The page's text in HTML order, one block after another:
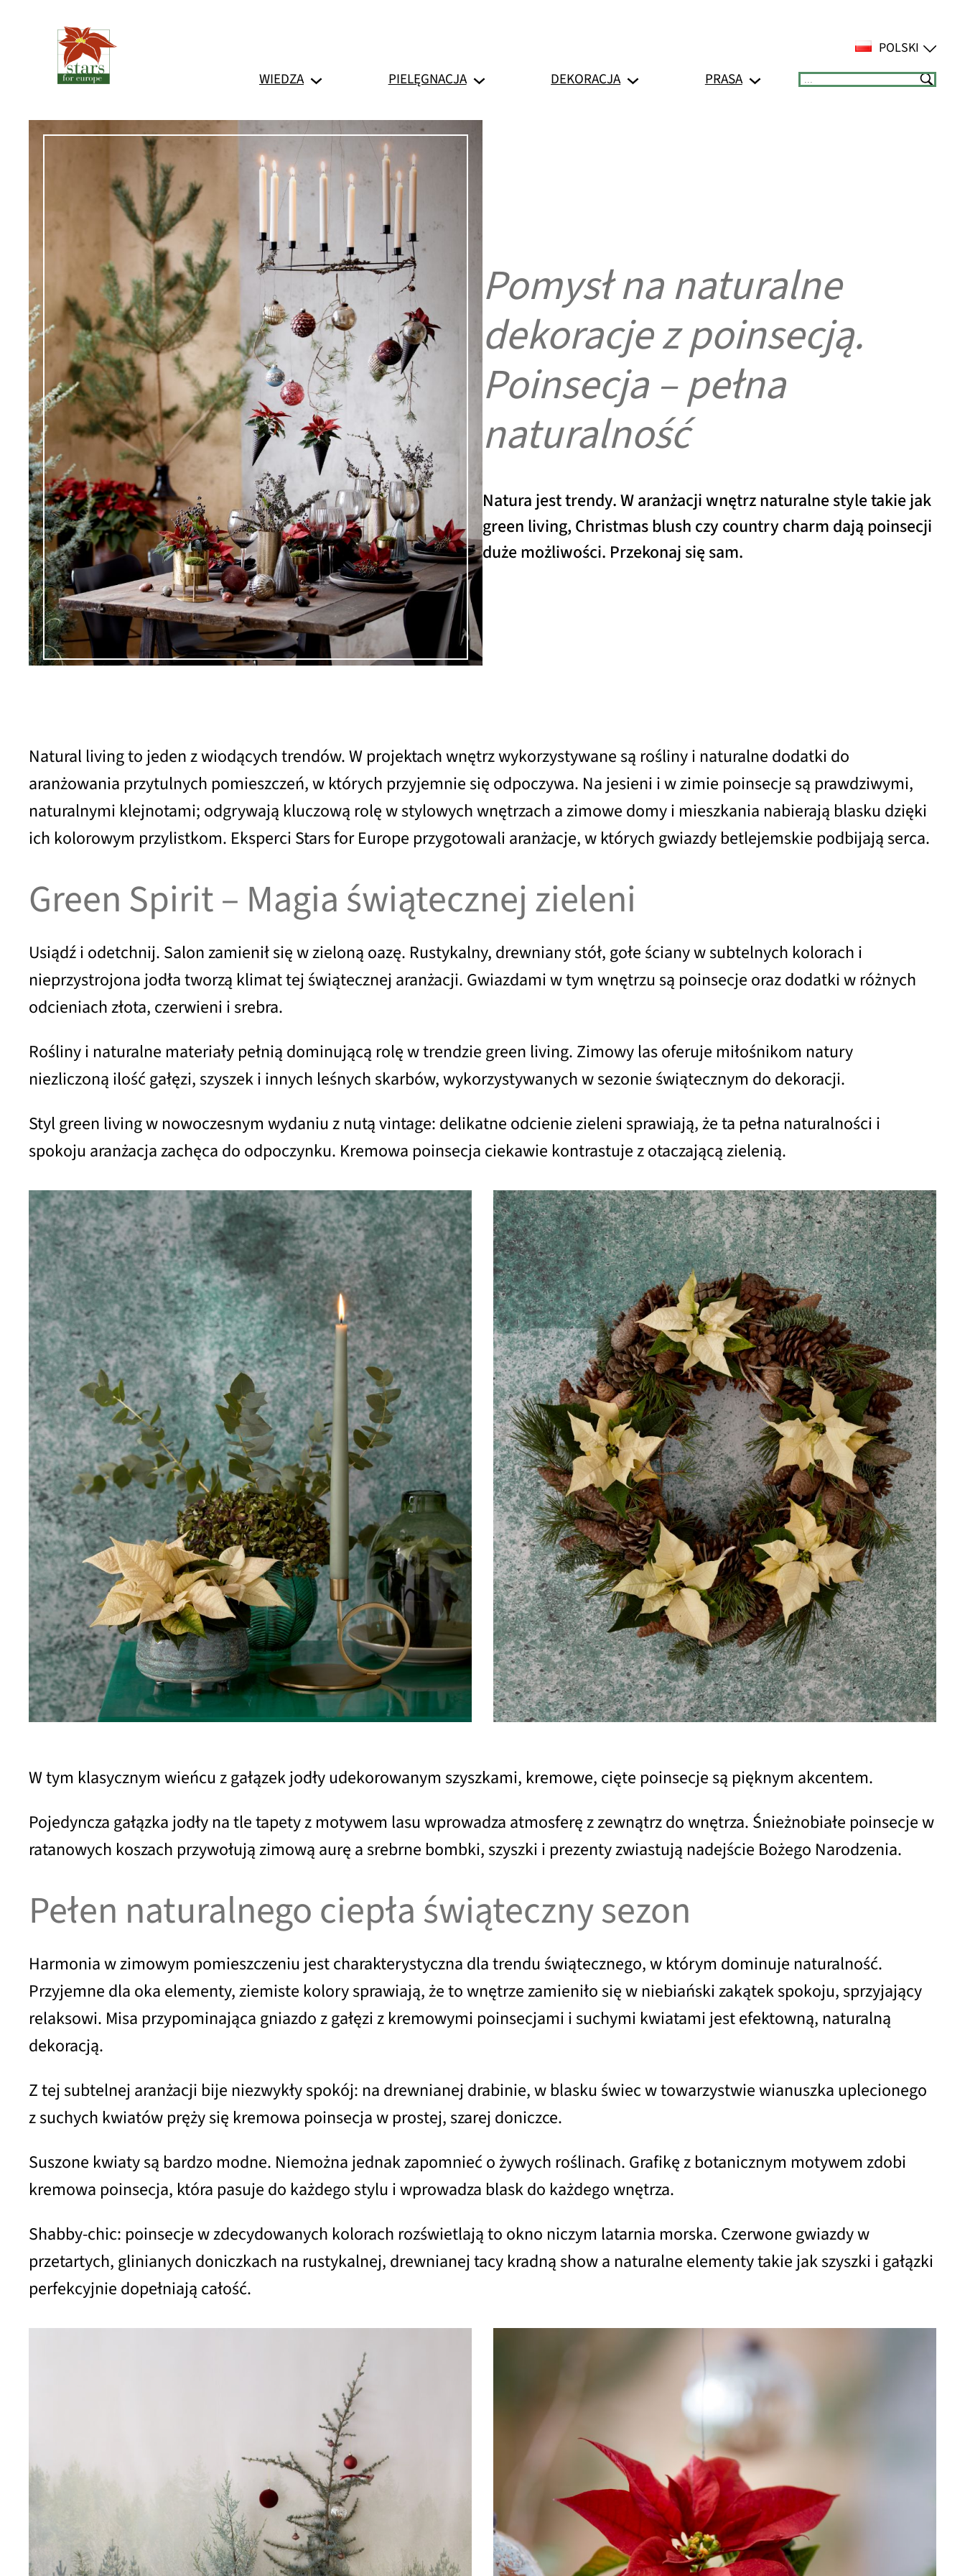
POLSKI
WIEDZA PIELĘGNACJA DEKORACJA PRASA Suchen
Pomysł na naturalne
dekoracje z poinsecją.
Poinsecja – pełna
naturalność
Natura jest trendy. W aranżacji wnętrz naturalne style takie jak
green living, Christmas blush czy country charm dają poinsecji
duże możliwości. Przekonaj się sam.
Natural living to jeden z wiodących trendów. W projektach wnętrz wykorzystywane są rośliny i naturalne dodatki do
aranżowania przytulnych pomieszczeń, w których przyjemnie się odpoczywa. Na jesieni i w zimie poinsecje są prawdziwymi,
naturalnymi klejnotami; odgrywają kluczową rolę w stylowych wnętrzach a zimowe domy i mieszkania nabierają blasku dzięki
ich kolorowym przylistkom. Eksperci Stars for Europe przygotowali aranżacje, w których gwiazdy betlejemskie podbijają serca.
Green Spirit – Magia świątecznej zieleni
Usiądź i odetchnij. Salon zamienił się w zieloną oazę. Rustykalny, drewniany stół, gołe ściany w subtelnych kolorach i
nieprzystrojona jodła tworzą klimat tej świątecznej aranżacji. Gwiazdami w tym wnętrzu są poinsecje oraz dodatki w różnych
odcieniach złota, czerwieni i srebra.
Rośliny i naturalne materiały pełnią dominującą rolę w trendzie green living. Zimowy las oferuje miłośnikom natury
niezliczoną ilość gałęzi, szyszek i innych leśnych skarbów, wykorzystywanych w sezonie świątecznym do dekoracji.
Styl green living w nowoczesnym wydaniu z nutą vintage: delikatne odcienie zieleni sprawiają, że ta pełna naturalności i
spokoju aranżacja zachęca do odpoczynku. Kremowa poinsecja ciekawie kontrastuje z otaczającą zielenią.
W tym klasycznym wieńcu z gałązek jodły udekorowanym szyszkami, kremowe, cięte poinsecje są pięknym akcentem.
Pojedyncza gałązka jodły na tle tapety z motywem lasu wprowadza atmosferę z zewnątrz do wnętrza. Śnieżnobiałe poinsecje w
ratanowych koszach przywołują zimową aurę a srebrne bombki, szyszki i prezenty zwiastują nadejście Bożego Narodzenia.
Pełen naturalnego ciepła świąteczny sezon
Harmonia w zimowym pomieszczeniu jest charakterystyczna dla trendu świątecznego, w którym dominuje naturalność.
Przyjemne dla oka elementy, ziemiste kolory sprawiają, że to wnętrze zamieniło się w niebiański zakątek spokoju, sprzyjający
relaksowi. Misa przypominająca gniazdo z gałęzi z kremowymi poinsecjami i suchymi kwiatami jest efektowną, naturalną
dekoracją.
Z tej subtelnej aranżacji bije niezwykły spokój: na drewnianej drabinie, w blasku świec w towarzystwie wianuszka uplecionego
z suchych kwiatów pręży się kremowa poinsecja w prostej, szarej doniczce.
Suszone kwiaty są bardzo modne. Niemożna jednak zapomnieć o żywych roślinach. Grafikę z botanicznym motywem zdobi
kremowa poinsecja, która pasuje do każdego stylu i wprowadza blask do każdego wnętrza.
Shabby-chic: poinsecje w zdecydowanych kolorach rozświetlają to okno niczym latarnia morska. Czerwone gwiazdy w
przetartych, glinianych doniczkach na rustykalnej, drewnianej tacy kradną show a naturalne elementy takie jak szyszki i gałązki
perfekcyjnie dopełniają całość.